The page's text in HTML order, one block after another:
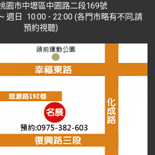
園市中壢區中園路二段169號
週日 10:00 - 22:00 (各門市略有不同,請
預約視聽)